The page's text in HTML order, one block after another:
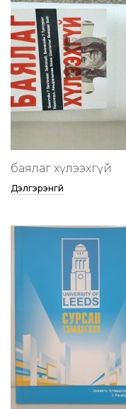
баялаг хүлээхгүй
Дэлгэрэнгүй